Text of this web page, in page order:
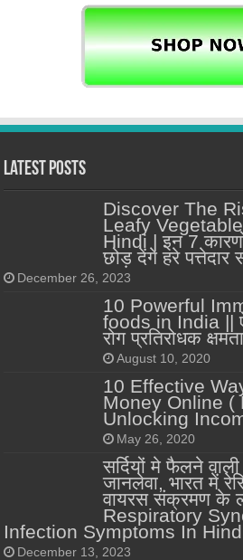
Latest Posts
Discover The
Leafy
Hindi | इन 7
छोड़ देंगे हरे पत्तेदार
December 26, 2023
10 Powerful
foods in India ||
रोग प्रतिरोधक
August 10, 2020
10 Effective
Money Online (
Unlocking
May 26, 2020
सर्दियों मे फैलने वाली
जानलेवा, भारत में
वायरस संक्रमण के
Respiratory
Infection Symptoms In
December 13, 2023